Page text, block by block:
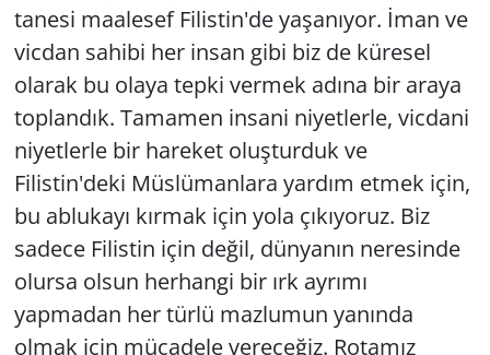
tanesi maalesef Filistin'de yaşanıyor. İman ve
vicdan sahibi her insan gibi biz de küresel
olarak bu olaya tepki vermek adına bir araya
toplandık. Tamamen insani niyetlerle, vicdani
niyetlerle bir hareket oluşturduk ve
Filistin'deki Müslümanlara yardım etmek için,
bu ablukayı kırmak için yola çıkıyoruz. Biz
sadece Filistin için değil, dünyanın neresinde
olursa olsun herhangi bir ırk ayrımı
yapmadan her türlü mazlumun yanında
olmak için mücadele vereceğiz. Rotamız